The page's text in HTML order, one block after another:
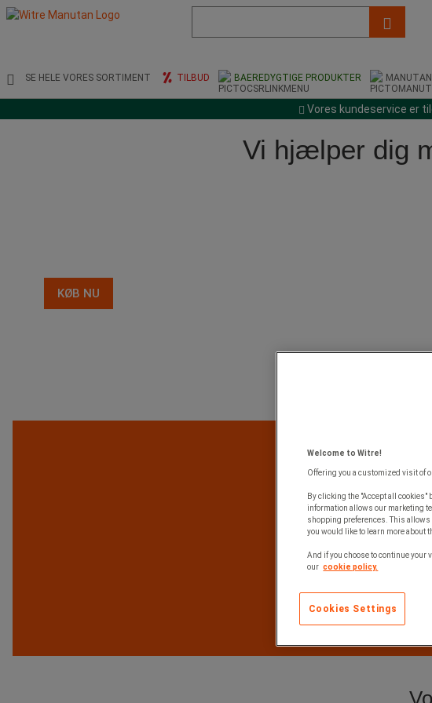
og
søgehistorik
SE HELE VORES SORTIMENT TILBUD BAEREDYGTIGE PRODUKTER
Vores kundeservice er
Vi hjælper dig
KØB NU
Welcome to Witre!
Offering you a customized visit of
By clicking the "Accept all
information allows our marketing
shopping preferences. This allows
you would like to learn more about
And if you choose to continue your
our cookie policy.
Cookies Settings